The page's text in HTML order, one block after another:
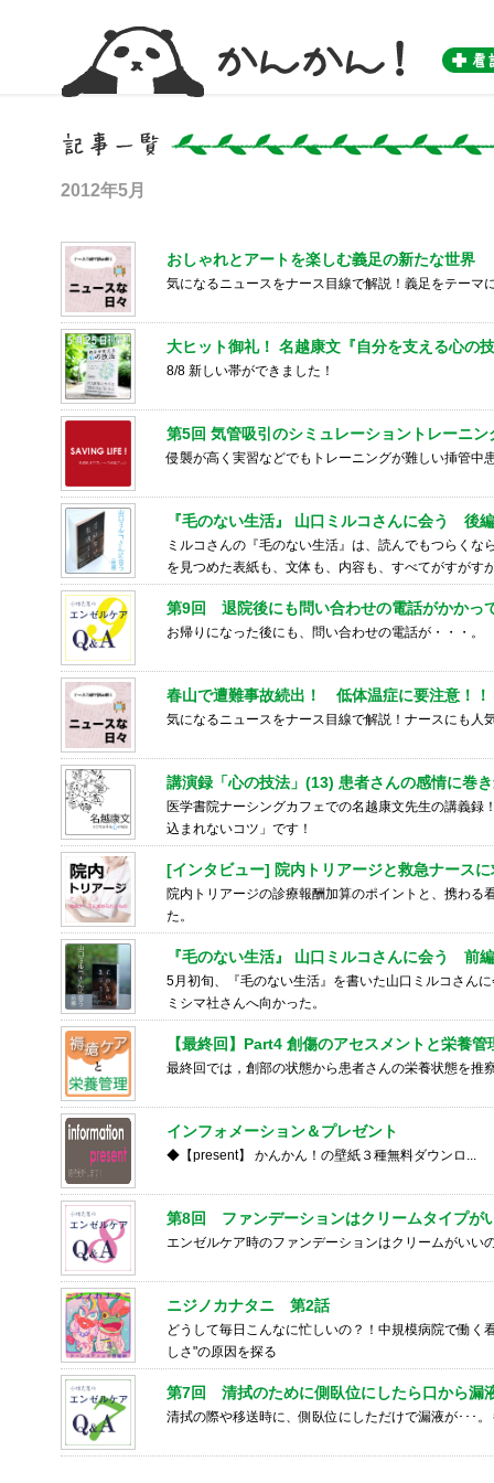
2012年5月
おしゃれとアートを楽しむ義足の新たな世界
気になるニュースをナース目線で解説！義足をテーマ
大ヒット御礼！ 名越康文『自分を支える心の
8/8 新しい帯ができました！
第5回 気管吸引のシミュレーショントレーニン
侵襲が高く実習などでもトレーニングが難しい挿管中
『毛のない生活』 山口ミルコさんに会う 後編
ミルコさんの『毛のない生活』は、読んでもつらく
を見つめた表紙も、文体も、内容も、すべてがすがす
第9回 退院後にも問い合わせの電話がかかっ
お帰りになった後にも、問い合わせの電話が・・・。
春山で遭難事故続出！ 低体温症に要注意！！
気になるニュースをナース目線で解説！ナースにも人
講演録「心の技法」(13) 患者さんの感情に巻
医学書院ナーシングカフェでの名越康文先生の講義
込まれないコツ」です！
[インタビュー] 院内トリアージと救急ナース
院内トリアージの診療報酬加算のポイントと、携わる
た。
『毛のない生活』 山口ミルコさんに会う 前編
5月初旬、『毛のない生活』を書いた山口ミルコさん
ミシマ社さんへ向かった。
【最終回】Part4 創傷のアセスメントと栄養
最終回では，創部の状態から患者さんの栄養状態を推
インフォメーション＆プレゼント
◆【present】 かんかん！の壁紙３種無料ダウンロ...
第8回 ファンデーションはクリームタイプが
エンゼルケア時のファンデーションはクリームがいい
ニジノカナタニ 第2話
どうして毎日こんなに忙しいの？！中規模病院で働
しさ"の原因を探る
第7回 清拭のために側臥位にしたら口から漏
清拭の際や移送時に、側臥位にしただけで漏液が･･･